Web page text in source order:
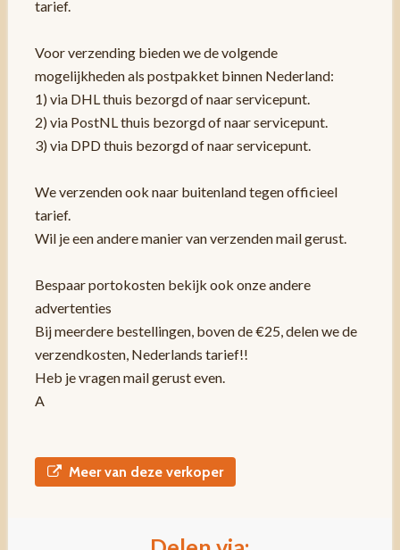
tarief.
Voor verzending bieden we de volgende
mogelijkheden als postpakket binnen Nederland:
1) via DHL thuis bezorgd of naar servicepunt.
2) via PostNL thuis bezorgd of naar servicepunt.
3) via DPD thuis bezorgd of naar servicepunt.
We verzenden ook naar buitenland tegen officieel
tarief.
Wil je een andere manier van verzenden mail gerust.
Bespaar portokosten bekijk ook onze andere
advertenties
Bij meerdere bestellingen, boven de €25, delen we de
verzendkosten, Nederlands tarief!!
Heb je vragen mail gerust even.
A
Meer van deze verkoper